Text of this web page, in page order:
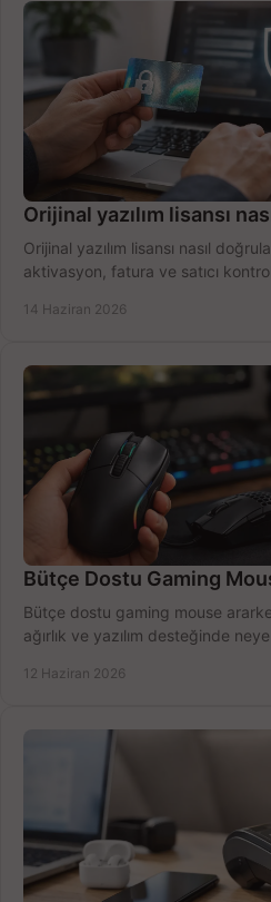
Orijinal yazılım lisansı
Orijinal yazılım lisansı nasıl
aktivasyon, fatura ve satıcı
14 Haziran 2026
Bütçe Dostu Gaming
Bütçe dostu gaming mouse
ağırlık ve yazılım desteğinde
12 Haziran 2026